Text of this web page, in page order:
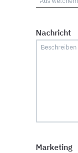
Nachricht
Marketing